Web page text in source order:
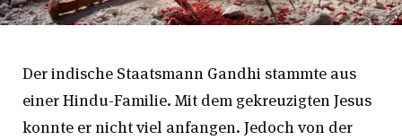
Der indische Staatsmann Gandhi stammte aus
einer Hindu-Familie. Mit dem gekreuzigten Jesus
konnte er nicht viel anfangen. Jedoch von der